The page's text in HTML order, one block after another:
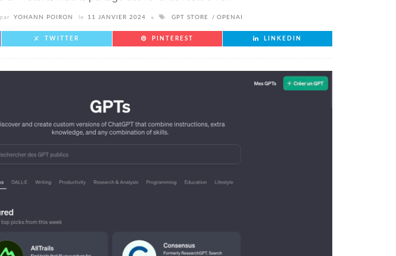
par YOHANN POIRON le 11 JANVIER 2024 GPT STORE OPENAI
TWITTER PINTEREST LINKEDIN